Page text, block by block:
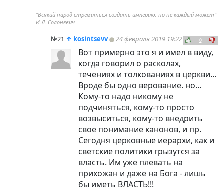
----------
"Всякий народ стремиться создать империю, но не каждый может"
И.Л. Солоневич
№21 ↑ kosintsevv 24 февраля 2019 19:22 0
Вот примерно это я и имел в виду,
когда говорил о расколах,
течениях и толкованиях в церкви...
Вроде бы одно верование. но...
Кому-то надо никому не
подчиняться, кому-то просто
возвыситься, кому-то внедрить
свое понимание канонов, и пр.
Сегодня церковные иерархи, как и
светские политики грызутся за
власть. Им уже плевать на
прихожан и даже на Бога - лишь
бы иметь ВЛАСТЬ!!!